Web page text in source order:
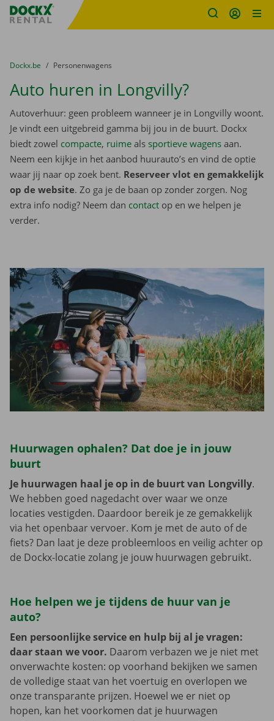
Fratello DEMO
U bevindt zich hier:
van
Dockx.be naar
Personenwagens
Auto huren in Longvilly?
Autoverhuur: geen probleem wanneer je in Longvilly woont.
Je vindt een uitgebreid gamma bij jou in de buurt. Dockx
biedt zowel compacte, ruime als sportieve wagens aan.
Neem een kijkje in het aanbod huurauto’s en vind de optie
waar jij naar op zoek bent. Reserveer vlot en gemakkelijk
op de website. Zo ga je de baan op zonder zorgen. Nog
extra info nodig? Neem dan contact op en we helpen je
verder.
Huurwagen ophalen? Dat doe je in jouw
buurt
Je huurwagen haal je op in de buurt van Longvilly.
We hebben goed nagedacht over waar we onze
locaties vestigden. Daardoor bereik je ze gemakkelijk
via het openbaar vervoer. Kom je met de auto of de
fiets? Dan laat je deze probleemloos en veilig achter op
de Dockx-locatie zolang je jouw huurwagen gebruikt.
Hoe helpen we je tijdens de huur van je
auto?
Een persoonlijke service en hulp bij al je vragen:
daar staan we voor. Daarom verbazen we je niet met
onverwachte kosten: op voorhand bekijken we samen
de volledige staat van het voertuig en overlopen we
onze transparante prijzen. Hoewel we er niet op
hopen, kan het voorkomen dat je huurwagen